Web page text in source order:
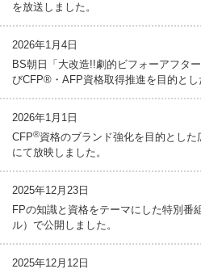
を放送しました。
2026年1月4日
BS朝日「大改造!!劇的ビフォーアフタ
びCFP®・AFP資格取得推進を目的とし
2026年1月1日
CFP®資格のブランド強化を目的とし
にて放映しました。
2025年12月23日
FPの知識と資格をテーマにした特別番
ル）で公開しました。
2025年12月12日